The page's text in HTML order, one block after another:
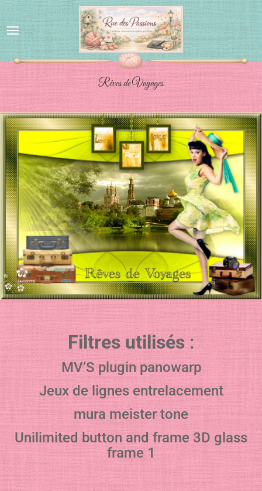
Rêves de Voyages
Filtres utilisés :
MV’S plugin panowarp
Jeux de lignes entrelacement
mura meister tone
Unilimited button and frame 3D glass
frame 1